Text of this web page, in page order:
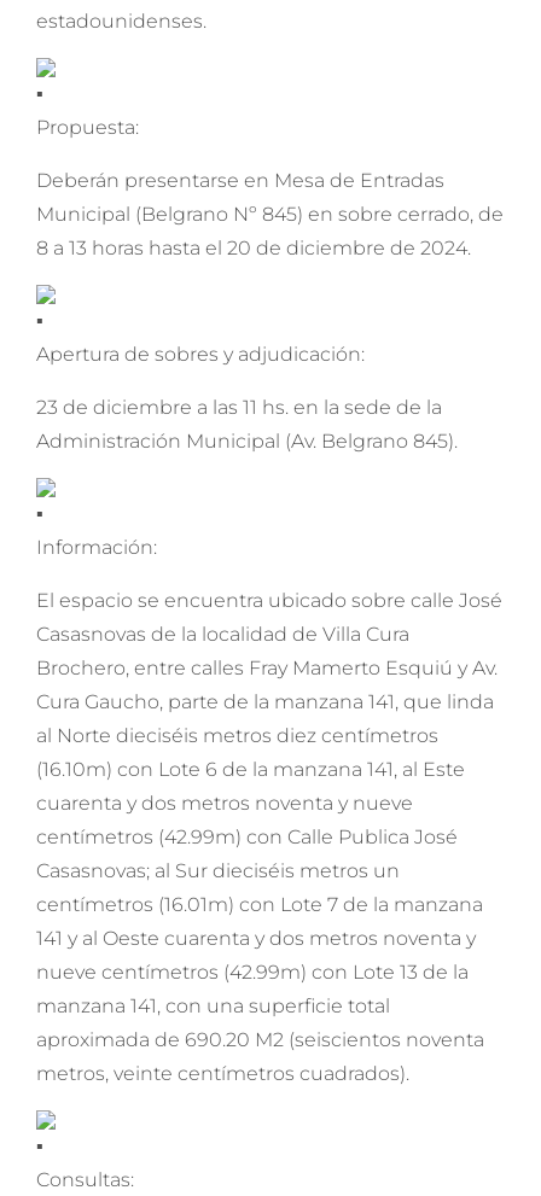
estadounidenses.
Propuesta:
Deberán presentarse en Mesa de Entradas
Municipal (Belgrano Nº 845) en sobre cerrado, de
8 a 13 horas hasta el 20 de diciembre de 2024.
Apertura de sobres y adjudicación:
23 de diciembre a las 11 hs. en la sede de la
Administración Municipal (Av. Belgrano 845).
Información:
El espacio se encuentra ubicado sobre calle José
Casasnovas de la localidad de Villa Cura
Brochero, entre calles Fray Mamerto Esquiú y Av.
Cura Gaucho, parte de la manzana 141, que linda
al Norte dieciséis metros diez centímetros
(16.10m) con Lote 6 de la manzana 141, al Este
cuarenta y dos metros noventa y nueve
centímetros (42.99m) con Calle Publica José
Casasnovas; al Sur dieciséis metros un
centímetros (16.01m) con Lote 7 de la manzana
141 y al Oeste cuarenta y dos metros noventa y
nueve centímetros (42.99m) con Lote 13 de la
manzana 141, con una superficie total
aproximada de 690.20 M2 (seiscientos noventa
metros, veinte centímetros cuadrados).
Consultas: